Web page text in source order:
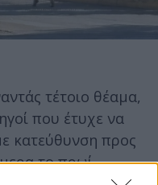
τέτοιο θέαμα,
που έτυχε να
κατεύθυνση προς
το πρωί.